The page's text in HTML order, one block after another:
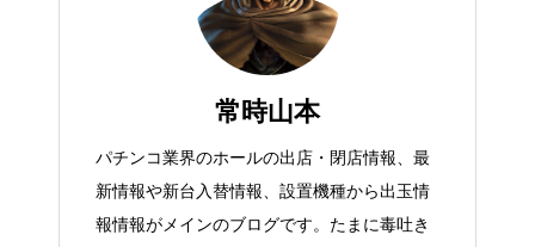
常時山本
パチンコ業界のホールの出店・閉店情報、最
新情報や新台入替情報、設置機種から出玉情
報情報がメインのブログです。たまに毒吐き